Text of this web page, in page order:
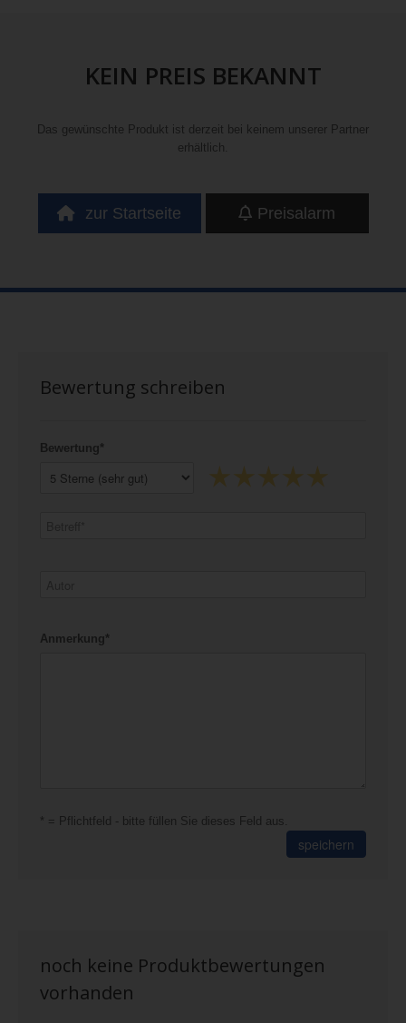
KEIN PREIS BEKANNT
Das gewünschte Produkt ist derzeit bei keinem unserer Partner
erhältlich.
zur Startseite Preisalarm
Bewertung schreiben
Bewertung*
Anmerkung*
* = Pflichtfeld - bitte füllen Sie dieses Feld aus.
speichern
noch keine Produktbewertungen
vorhanden